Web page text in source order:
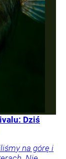
Dziś
na górę i